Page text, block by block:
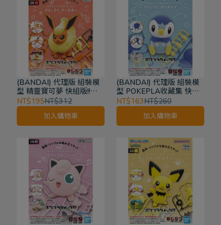
(BANDAI) 代理版 組裝模
型 精靈寶可夢 快組版!!
Pokémon PLAMO 收藏集
火伊布
NT$195NT$312
加入購物車
(BANDAI) 代理版 組裝模
型 POKEPLA收藏集 快組
版!! 06 波加曼
NT$163NT$260
加入購物車